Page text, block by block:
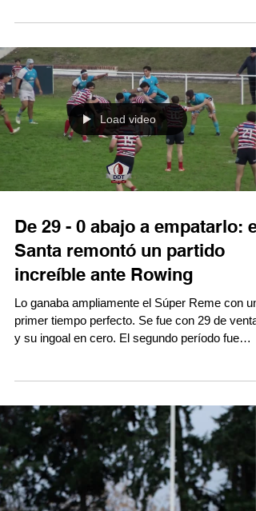
tuvo dos ráfagas en el segundo tiempo para
liquidar y terminar con una diferencia abultada y
justificada en su convicción. Lindo match que
podés revivir aquí. #TRLenDDT
Load video
De 29 - 0 abajo a empatarlo: el
Santa remontó un partido
increíble ante Rowing
Lo ganaba ampliamente el Súper Reme con un
primer tiempo perfecto. Se fue con 29 de
y su ingoal en cero. El segundo período fue
empate, inesperado y milagroso por el
de la primera parte. El equipo del Colo Carballo
se levanta de todas y aquí también lo hizo. Acá
lo mejor del encuentro. #TRLenDDT Fecha 8
Torneo Regi